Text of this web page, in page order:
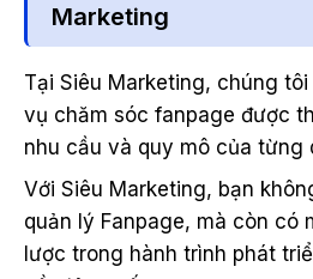
Marketing
Tại Siêu Marketing, chúng
vụ chăm sóc fanpage được
nhu cầu và quy mô của từng
Với Siêu Marketing, bạn
quản lý Fanpage, mà còn có
lược trong hành trình phát